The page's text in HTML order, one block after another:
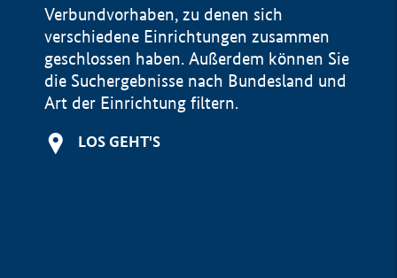
Verbundvorhaben, zu denen sich
verschiedene Einrichtungen zusammen
geschlossen haben. Außerdem können Sie
die Suchergebnisse nach Bundesland und
Art der Einrichtung filtern.
LOS GEHT'S